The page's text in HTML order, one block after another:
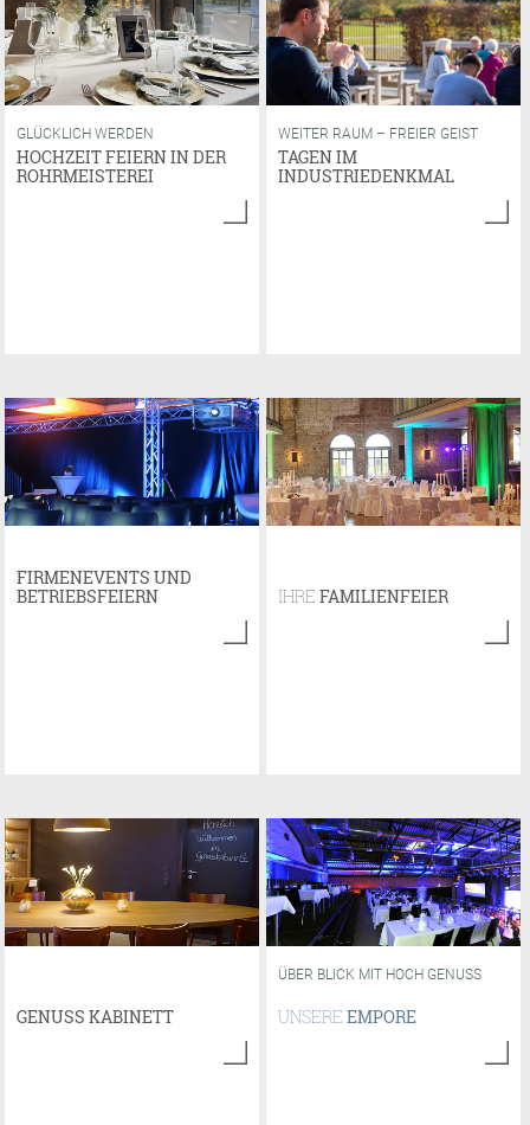
GLÜCKLICH WERDEN
HOCHZEIT FEIERN IN DER
ROHRMEISTEREI
WEITER RAUM – FREIER GEIST
TAGEN IM
INDUSTRIEDENKMAL
FIRMENEVENTS UND
BETRIEBSFEIERN
IHREFAMILIENFEIER
GENUSS KABINETT
ÜBER BLICK MIT HOCH GENUSS
UNSEREEMPORE